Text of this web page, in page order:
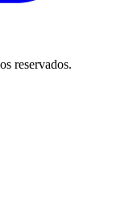
reservados.